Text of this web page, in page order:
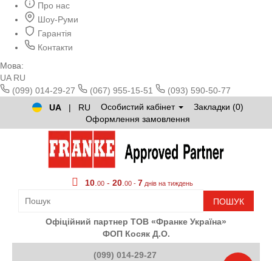
Про нас
Шоу-Руми
Гарантія
Контакти
Мова:
UA RU
(099) 014-29-27
(067) 955-15-51
(093) 590-50-77
UA
| RU Особистий кабінет
Закладки (0)
Оформлення замовлення
10 00 - 20 00 - 7 днів на тиждень
ПОШУК
Офіційний партнер ТОВ «Франке Україна»
ФОП Косяк Д.О.
(099) 014-29-27